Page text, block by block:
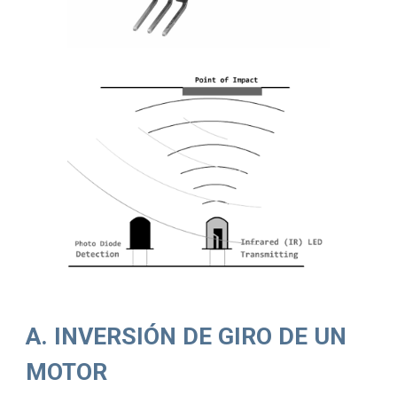
A. INVERSIÓN DE GIRO DE UN
MOTOR